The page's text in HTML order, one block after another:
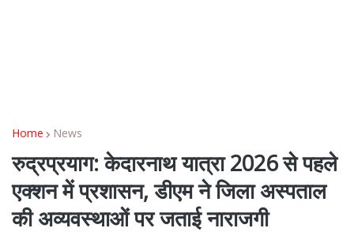
Home News
रुद्रप्रयाग: केदारनाथ यात्रा 2026 से पहले
एक्शन में प्रशासन, डीएम ने जिला अस्पताल
की अव्यवस्थाओं पर जताई नाराजगी